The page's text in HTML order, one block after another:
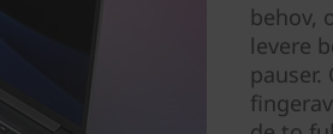
behov,
levere